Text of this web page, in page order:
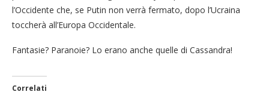
l’Occidente che, se Putin non verrà fermato, dopo l’Ucraina
toccherà all’Europa Occidentale.
Fantasie? Paranoie? Lo erano anche quelle di Cassandra!
Correlati